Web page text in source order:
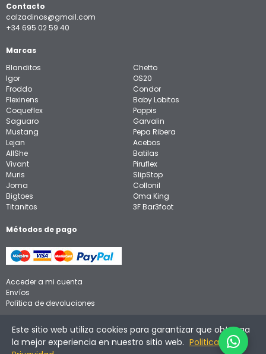
Contacto
calzadinos@gmail.com
+34 695 02 59 40
Marcas
Blanditos
Igor
Froddo
Flexinens
Coqueflex
Saguaro
Mustang
Lejan
AllShe
Vivant
Muris
Joma
Bigtoes
Titanitos
Chetto
OS20
Condor
Baby Lobitos
Poppis
Garvalin
Pepa Ribera
Acebos
Batilas
Piruflex
SlipStop
Collonil
Oma King
3F Bar3foot
Métodos de pago
Acceder a mi cuenta
Envíos
Política de devoluciones
Aviso legal
Política de privacidad
Política de cookies
Este sitio web utiliza cookies para garantizar que obtenga
la mejor experiencia en nuestro sitio web. Politica de